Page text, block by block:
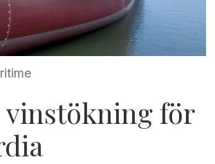
för